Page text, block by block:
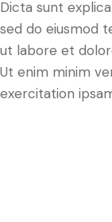
Dicta sunt
sed do eiusmod
ut labore et
Ut enim minim
exercitation